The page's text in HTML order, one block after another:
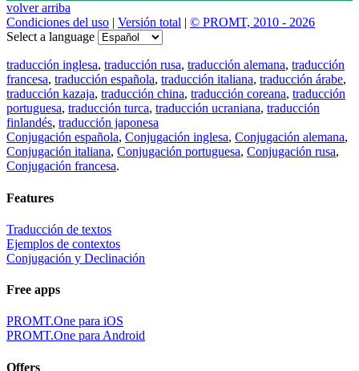
volver arriba
Condiciones del uso | Versión total | © PROMT, 2010 - 2026
Select a language
traducción inglesa, traducción rusa, traducción alemana, traducción
francesa, traducción española, traducción italiana, traducción árabe,
traducción kazaja, traducción china, traducción coreana, traducción
portuguesa, traducción turca, traducción ucraniana, traducción
finlandés, traducción japonesa
Conjugación española, Conjugación inglesa, Conjugación alemana,
Conjugación italiana, Conjugación portuguesa, Conjugación rusa,
Conjugación francesa.
Features
Traducción de textos
Ejemplos de contextos
Conjugación y Declinación
Free apps
PROMT.One para iOS
PROMT.One para Android
Offers